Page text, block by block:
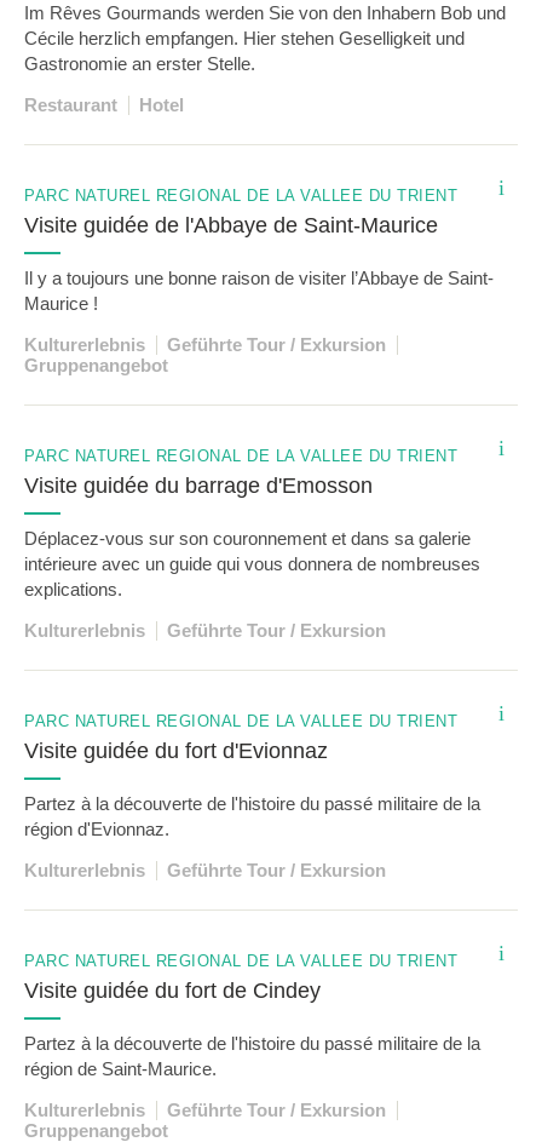
Im Rêves Gourmands werden Sie von den Inhabern Bob und
Cécile herzlich empfangen. Hier stehen Geselligkeit und
Gastronomie an erster Stelle.
Restaurant Hotel
i
PARC NATUREL RÉGIONAL DE LA VALLÉE DU TRIENT
Visite guidée de l'Abbaye de Saint-Maurice
Il y a toujours une bonne raison de visiter l’Abbaye de Saint-
Maurice !
Kulturerlebnis
Geführte Tour / Exkursion
Gruppenangebot
i
PARC NATUREL RÉGIONAL DE LA VALLÉE DU TRIENT
Visite guidée du barrage d'Emosson
Déplacez-vous sur son couronnement et dans sa galerie
intérieure avec un guide qui vous donnera de nombreuses
explications.
Kulturerlebnis Geführte Tour / Exkursion
i
PARC NATUREL RÉGIONAL DE LA VALLÉE DU TRIENT
Visite guidée du fort d'Evionnaz
Partez à la découverte de l'histoire du passé militaire de la
région d'Evionnaz.
Kulturerlebnis Geführte Tour / Exkursion
i
PARC NATUREL RÉGIONAL DE LA VALLÉE DU TRIENT
Visite guidée du fort de Cindey
Partez à la découverte de l'histoire du passé militaire de la
région de Saint-Maurice.
Kulturerlebnis
Geführte Tour / Exkursion
Gruppenangebot